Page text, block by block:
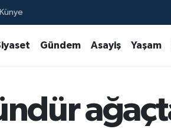
Gündem Asayiş Yaşam